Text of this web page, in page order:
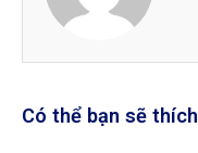
Có thể bạn sẽ thích